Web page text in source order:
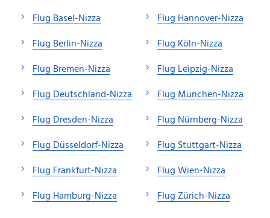
Flug Basel-Nizza
Flug Berlin-Nizza
Flug Bremen-Nizza
Flug Deutschland-Nizza
Flug Dresden-Nizza
Flug Düsseldorf-Nizza
Flug Frankfurt-Nizza
Flug Hamburg-Nizza
Flug Hannover-Nizza
Flug Köln-Nizza
Flug Leipzig-Nizza
Flug München-Nizza
Flug Nürnberg-Nizza
Flug Stuttgart-Nizza
Flug Wien-Nizza
Flug Zürich-Nizza